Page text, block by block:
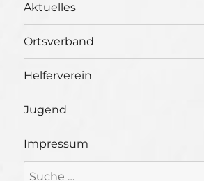
Aktuelles
Ortsverband
Helferverein
Jugend
Impressum
Suche